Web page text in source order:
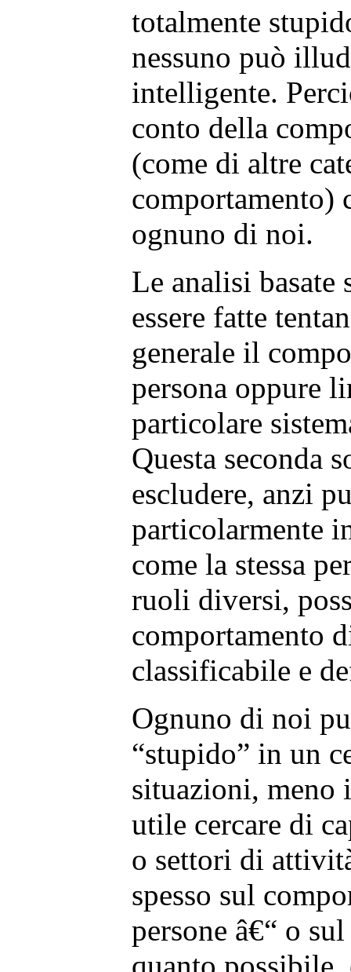
totalmente
nessuno può
intelligente.
conto della
(come di altre
comportamento)
ognuno di noi.
Le analisi
essere fatte
generale il
persona oppure
particolare
Questa seconda
escludere, anzi
particolarmente
come la stessa
ruoli diversi,
comportamento
classificabile e
Ognuno di noi
“stupido” in un
situazioni, meno
utile cercare di
o settori di
spesso sul
persone â€“ o